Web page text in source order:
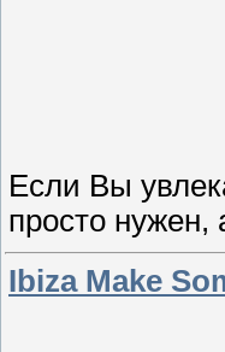
Если Вы
просто нужен,
Ibiza Make